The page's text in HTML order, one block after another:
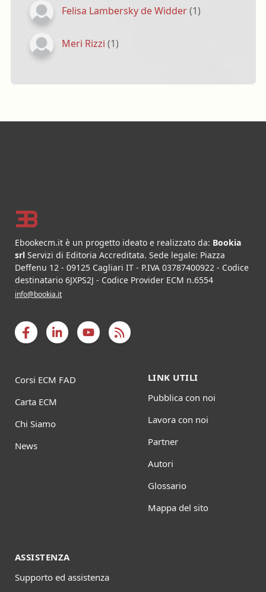
Felisa Lambersky de Widder(1)
Meri Rizzi (1)
Ebookecm.it è un progetto ideato e realizzato da: Bookia
srl Servizi di Editoria Accreditata. Sede legale: Piazza
Deffenu 12 - 09125 Cagliari IT - P.IVA 03787400922 - Codice
destinatario 6JXPS2J - Codice Provider ECM n.6554
info@bookia.it
Corsi ECM FAD
Carta ECM
Chi Siamo
News
LINK UTILI
Pubblica con noi
Lavora con noi
Partner
Autori
Glossario
Mappa del sito
ASSISTENZA
Supporto ed assistenza